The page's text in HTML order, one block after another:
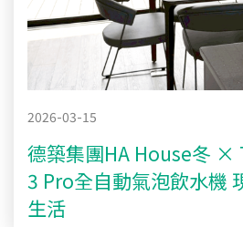
2026-03-15
德築集團HA House冬 ×
3 Pro全自動氣泡飲水機
生活